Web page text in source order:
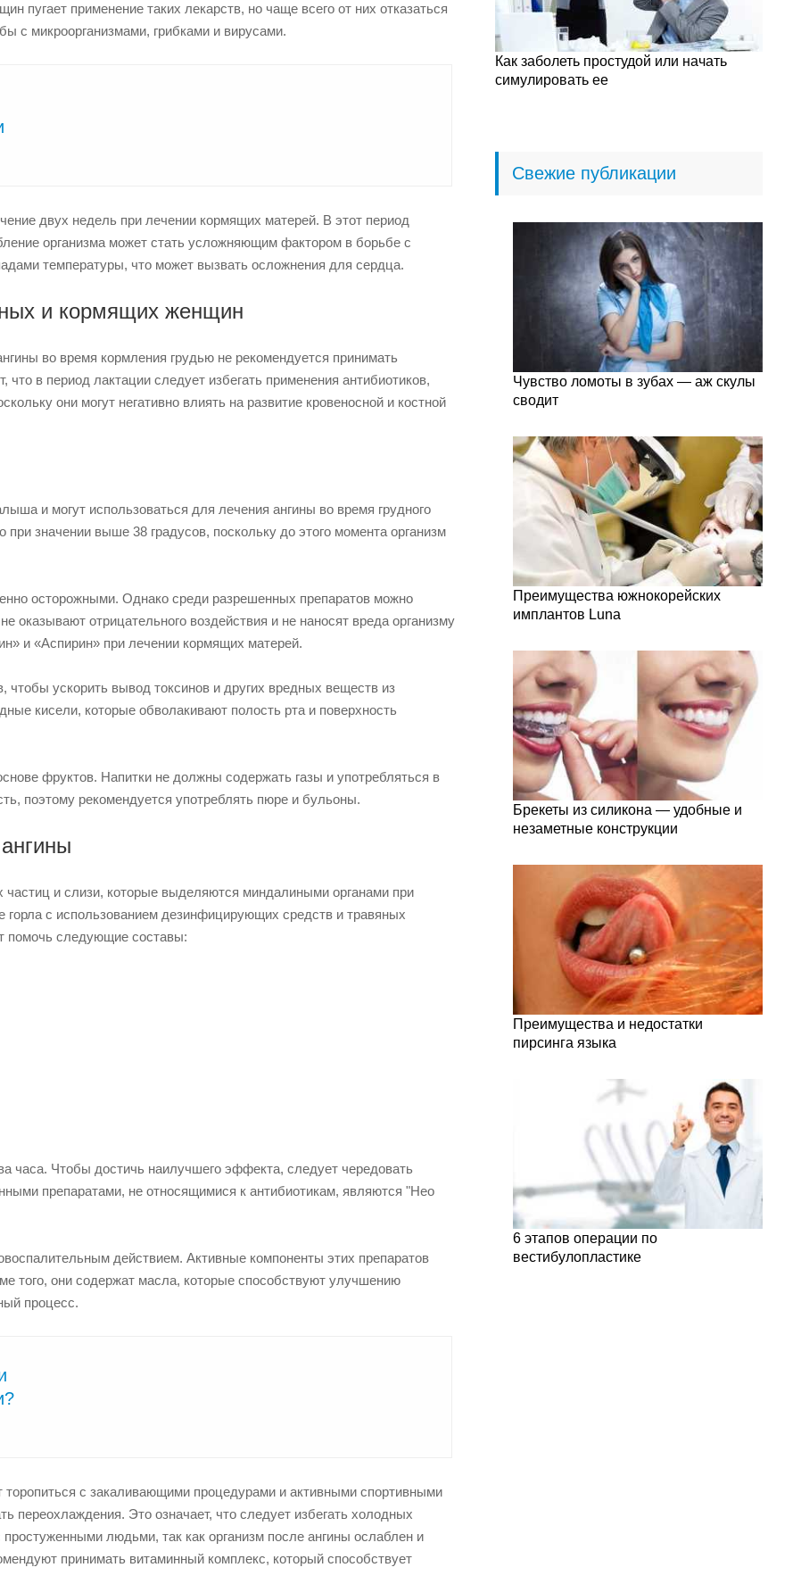
применение таких лекарств, но чаще всего от них отказаться
с микроорганизмами, грибками и вирусами.
двух недель при лечении кормящих матерей. В этот период
организма может стать усложняющим фактором в борьбе с
температуры, что может вызвать осложнения для сердца.
и кормящих женщин
во время кормления грудью не рекомендуется принимать
в период лактации следует избегать применения антибиотиков,
они могут негативно влиять на развитие кровеносной и костной
и могут использоваться для лечения ангины во время грудного
значении выше 38 градусов, поскольку до этого момента организм
осторожными. Однако среди разрешенных препаратов можно
отрицательного воздействия и не наносят вреда организму
и «Аспирин» при лечении кормящих матерей.
чтобы ускорить вывод токсинов и других вредных веществ из
кисели, которые обволакивают полость рта и поверхность
фруктов. Напитки не должны содержать газы и употребляться в
поэтому рекомендуется употреблять пюре и бульоны.
частиц и слизи, которые выделяются миндалиными органами при
с использованием дезинфицирующих средств и травяных
помочь следующие составы:
часа. Чтобы достичь наилучшего эффекта, следует чередовать
препаратами, не относящимися к антибиотикам, являются "Нео
действием. Активные компоненты этих препаратов
они содержат масла, которые способствуют улучшению
процесс.
с закаливающими процедурами и активными спортивными
переохлаждения. Это означает, что следует избегать холодных
простуженными людьми, так как организм после ангины ослаблен и
принимать витаминный комплекс, который способствует
Как заболеть простудой или начать
симулировать ее
Свежие публикации
Чувство ломоты в зубах — аж скулы
сводит
Преимущества южнокорейских
имплантов Luna
Брекеты из силикона — удобные и
незаметные конструкции
Преимущества и недостатки
пирсинга языка
6 этапов операции по
вестибулопластике